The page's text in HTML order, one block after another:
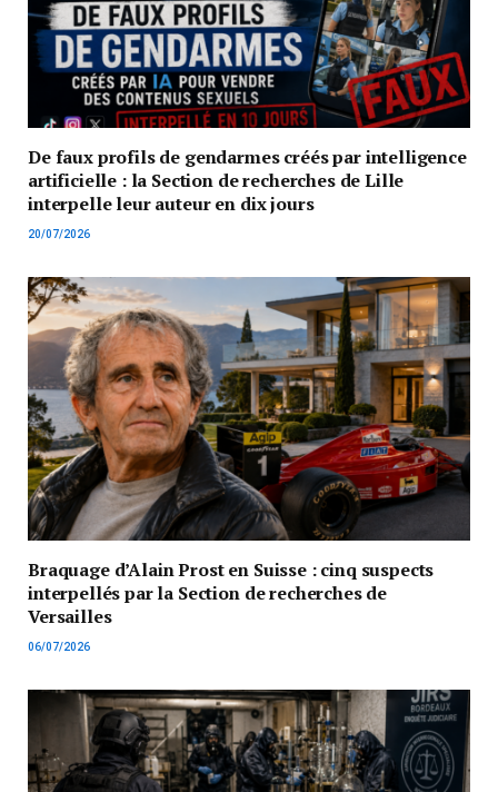
De faux profils de gendarmes créés par intelligence
artificielle : la Section de recherches de Lille
interpelle leur auteur en dix jours
20/07/2026
Braquage d’Alain Prost en Suisse : cinq suspects
interpellés par la Section de recherches de
Versailles
06/07/2026